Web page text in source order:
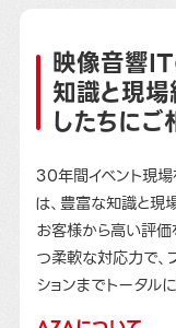
映像音響IT
知識と現
したちにご
30年間イベント現
は、豊富な知識と現
お客様から高い評
つ柔軟な対応力で、
ションまでトータル